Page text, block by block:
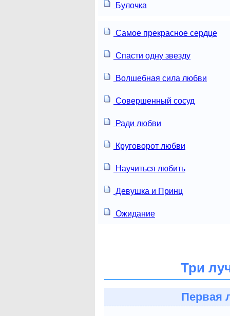
Булочка
Самое прекрасное сердце
Спасти одну звезду
Волшебная сила любви
Совершенный сосуд
Ради любви
Круговорот любви
Научиться любить
Девушка и Принц
Ожидание
Три
Первая